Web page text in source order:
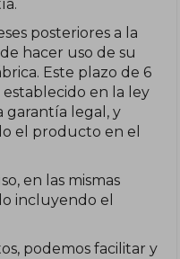
posteriores a la
hacer uso de su
Este plazo de 6
en la ley
garantía legal, y
el producto en el
en las mismas
incluyendo el
podemos facilitar y